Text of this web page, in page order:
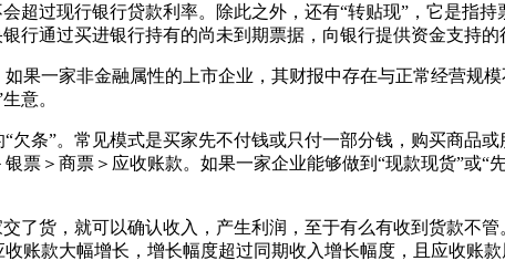
超过现行银行贷款利率。除此之外，还有“转贴现”，它是指持
行通过买进银行持有的尚未到期票据，向银行提供资金支持的
果一家非金融属性的上市企业，其财报中存在与正常经营规
意。
条”。常见模式是买家先不付钱或只付一部分钱，购买商品
票＞商票＞应收账款。如果一家企业能够做到“现款现货”或“
了货，就可以确认收入，产生利润，至于有么有收到货款不
账款大幅增长，增长幅度超过同期收入增长幅度，且应收账